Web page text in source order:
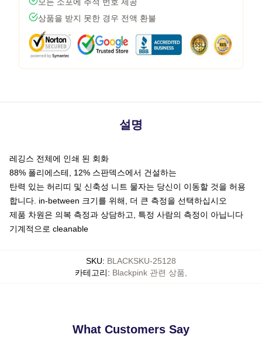
상품을 받지 못한 경우 전액 환불
설명
레깅스 전체에 인쇄 된 회화
88% 폴리에스테, 12% 스판덱스에서 건설하는
탄력 있는 허리띠 및 신축성 니트 물자는 당신이 이동할 것을 허용
합니다. in-between 크기를 위해, 더 큰 측정을 선택하십시오
제품 차원은 의복 측정과 상담하고, 특정 사람의 측정이 아닙니다
기계적으로 cleanable
SKU: BLACKSKU-25128
카테고리: Blackpink 관련 상품
What Customers Say